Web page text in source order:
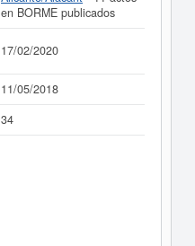
en BORME publicados
17/02/2020
11/05/2018
34